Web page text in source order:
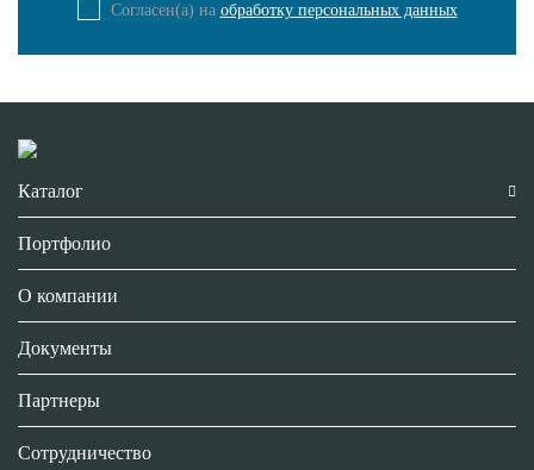
Согласен(а) на обработку персональных данных
Каталог
Портфолио
О компании
Документы
Партнеры
Сотрудничество